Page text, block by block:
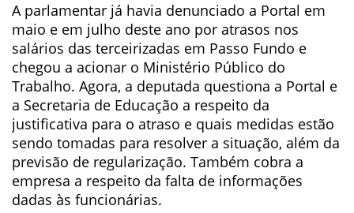
A parlamentar já havia denunciado a Portal em
maio e em julho deste ano por atrasos nos
salários das terceirizadas em Passo Fundo e
chegou a acionar o Ministério Público do
Trabalho. Agora, a deputada questiona a Portal e
a Secretaria de Educação a respeito da
justificativa para o atraso e quais medidas estão
sendo tomadas para resolver a situação, além da
previsão de regularização. Também cobra a
empresa a respeito da falta de informações
dadas às funcionárias.